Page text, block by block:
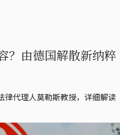
？由德国解散新纳粹
律代理人莫勒斯教授，详细解读